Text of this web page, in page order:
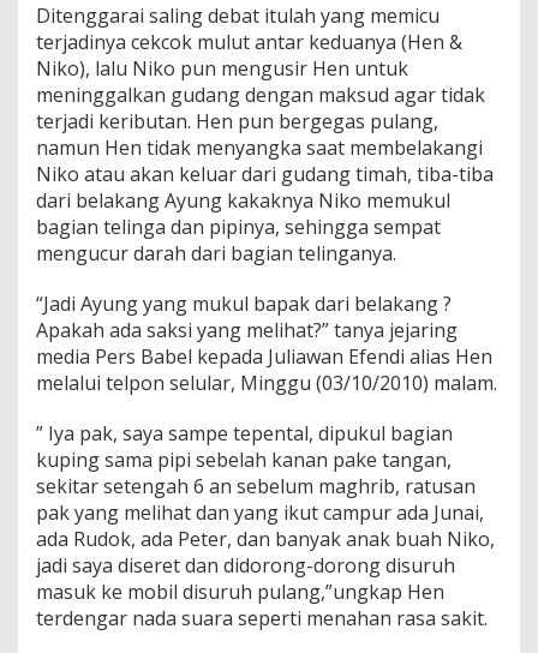
Ditenggarai saling debat itulah yang memicu
terjadinya cekcok mulut antar keduanya (Hen &
Niko), lalu Niko pun mengusir Hen untuk
meninggalkan gudang dengan maksud agar tidak
terjadi keributan. Hen pun bergegas pulang,
namun Hen tidak menyangka saat membelakangi
Niko atau akan keluar dari gudang timah, tiba-tiba
dari belakang Ayung kakaknya Niko memukul
bagian telinga dan pipinya, sehingga sempat
mengucur darah dari bagian telinganya.
“Jadi Ayung yang mukul bapak dari belakang ?
Apakah ada saksi yang melihat?” tanya jejaring
media Pers Babel kepada Juliawan Efendi alias Hen
melalui telpon selular, Minggu (03/10/2010) malam.
” Iya pak, saya sampe tepental, dipukul bagian
kuping sama pipi sebelah kanan pake tangan,
sekitar setengah 6 an sebelum maghrib, ratusan
pak yang melihat dan yang ikut campur ada Junai,
ada Rudok, ada Peter, dan banyak anak buah Niko,
jadi saya diseret dan didorong-dorong disuruh
masuk ke mobil disuruh pulang,”ungkap Hen
terdengar nada suara seperti menahan rasa sakit.